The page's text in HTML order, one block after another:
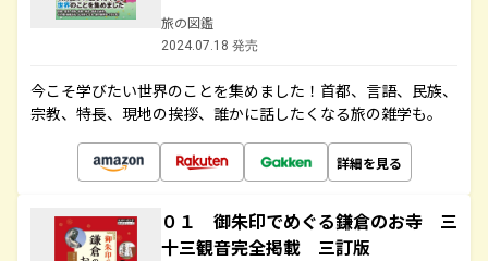
旅の図鑑
2024.07.18 発売
今こそ学びたい世界のことを集めました！首都、言語、民族、
宗教、特長、現地の挨拶、誰かに話したくなる旅の雑学も。
詳細を見る
０１ 御朱印でめぐる鎌倉のお寺 三
十三観音完全掲載 三訂版